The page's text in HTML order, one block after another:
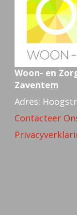
Woon- en
Zaventem
Adres:
Contacteer